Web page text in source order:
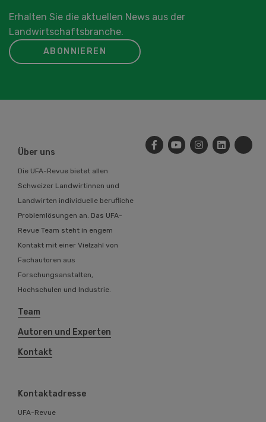
Erhalten Sie die aktuellen News aus der
Landwirtschaftsbranche.
ABONNIEREN
Über uns
Die UFA-Revue bietet allen
Schweizer Landwirtinnen und
Landwirten individuelle berufliche
Problemlösungen an. Das UFA-
Revue Team steht in engem
Kontakt mit einer Vielzahl von
Fachautoren aus
Forschungsanstalten,
Hochschulen und Industrie.
Team
Autoren und Experten
Kontakt
Kontaktadresse
UFA-Revue